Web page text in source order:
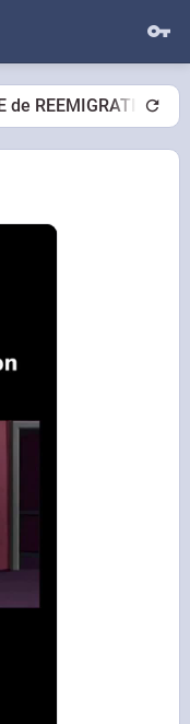
de REEMIGRATION